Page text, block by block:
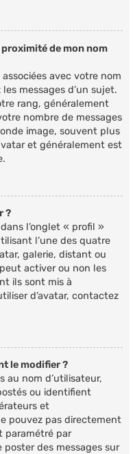
de mon nom
avec votre nom
messages d’un sujet.
rang, généralement
nombre de messages
image, souvent plus
et généralement est
?
l’onglet « profil »
l’une des quatre
galerie, distant ou
activer ou non les
ils sont mis à
d’avatar, contactez
le modifier ?
au nom d’utilisateur,
ou identifient
et
pouvez pas directement
paramétré par
des messages sur